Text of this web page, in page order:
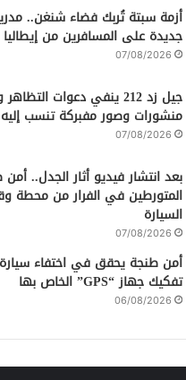
أزمة سبتة تُربك فضاء شنغن..
جديدة على المسافرين من إيطاليا
07/08/2026
جيل زد 212 ينفي دعوات
منشورات وصور مفبركة تنسب إليه
07/08/2026
بعد انتشار فيديو أثار الجدل..
المتورطين في الفرار من محطة
السيارة
07/08/2026
أمن طنجة يحقق في اختفاء
تفكيك جهاز “GPS” الخاص بها
06/08/2026